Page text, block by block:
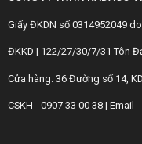
Giấy ĐKDN số 0314952049
ĐKKD | 122/27/30/7/31 Tôn
Cửa hàng: 36 Đường số 14,
CSKH - 0907 33 00 38 | Email